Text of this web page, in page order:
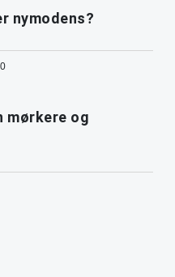
nymodens?
mørkere og